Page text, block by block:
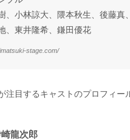
、小林諒大、隈本秋生、後藤真
、東井隆希、鎌田優花
stage.com/
注目するキャストのプロフィー
龍次郎